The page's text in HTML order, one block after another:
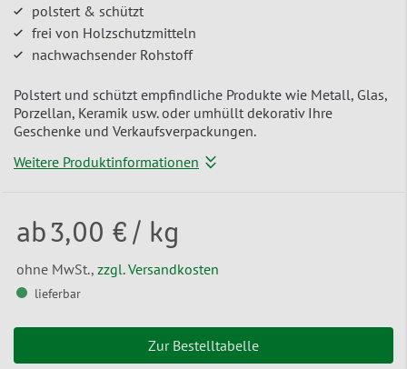
polstert & schützt
frei von Holzschutzmitteln
nachwachsender Rohstoff
Polstert und schützt empfindliche Produkte wie Metall, Glas,
Porzellan, Keramik usw. oder umhüllt dekorativ Ihre
Geschenke und Verkaufsverpackungen.
Weitere Produktinformationen
ab3,00 € / kg
ohne MwSt., zzgl. Versandkosten
lieferbar
Zur Bestelltabelle